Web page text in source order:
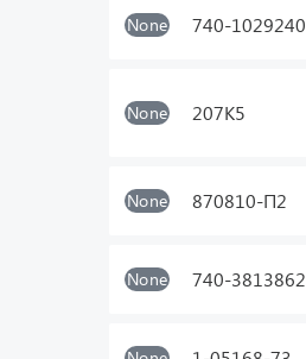
None 740-1029240
None 207К5
None 870810-П2
None 740-3813862